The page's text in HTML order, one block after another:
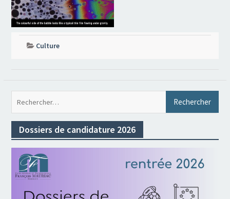
Culture
Dossiers de candidature 2026